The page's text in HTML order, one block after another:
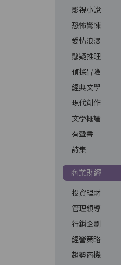
影視小說
恐怖驚悚
愛情浪漫
懸疑推理
偵探冒險
經典文學
現代創作
文學概論
有聲書
詩集
商業財經
投資理財
管理領導
行銷企劃
經營策略
趨勢商機